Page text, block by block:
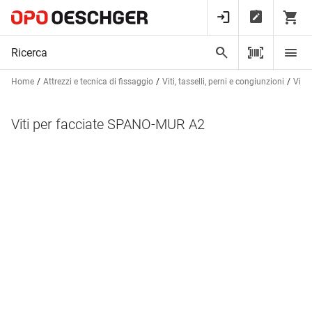
Home Attrezzi e tecnica di fissaggio Viti, tasselli, perni e congiunzioni Viti
Viti per facciate SPANO-MUR A2